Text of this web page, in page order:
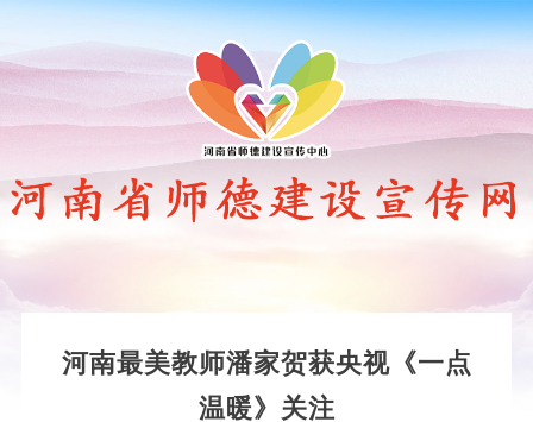
河南最美教师潘家贺获央视《一点
温暖》关注